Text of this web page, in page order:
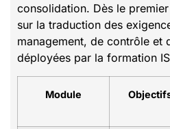
consolidation. Dès le
sur la traduction des
management, de contrôle et
déployées par la formation
Module